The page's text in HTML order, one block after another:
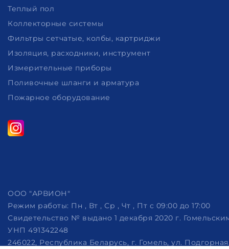
Теплый пол
Коллекторные системы
Фильтры сетчатые, колбы, картриджи
Изоляция, расходники, инструмент
Измерительные приборы
Поливочные шланги и арматура
Пожарное оборудование
ООО "АРВИОН"
Режим работы: Пн , Вт , Ср , Чт , Пт c 09:00 до 17:00
Свидетельство № выдано 1 декабря 2020 г.
УНП 491342248
246022, Республика Беларусь, г. Гомель, ул.